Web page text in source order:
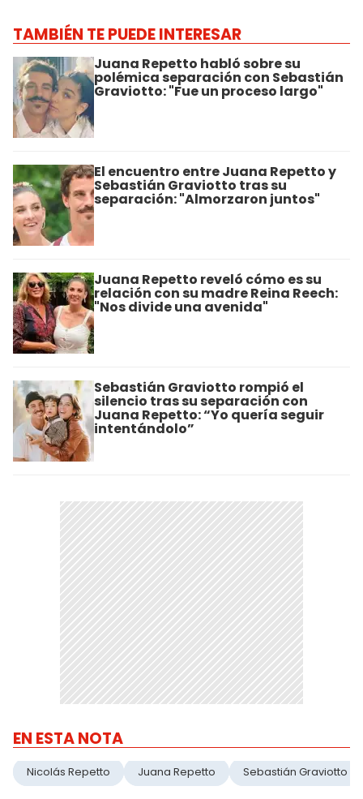
TAMBIÉN TE PUEDE INTERESAR
Juana Repetto habló sobre su
polémica separación con Sebastián
Graviotto: "Fue un proceso largo"
El encuentro entre Juana Repetto y
Sebastián Graviotto tras su
separación: "Almorzaron juntos"
Juana Repetto reveló cómo es su
relación con su madre Reina Reech:
"Nos divide una avenida"
Sebastián Graviotto rompió el
silencio tras su separación con
Juana Repetto: “Yo quería seguir
intentándolo”
EN ESTA NOTA
Nicolás Repetto Juana Repetto Sebastián Graviotto